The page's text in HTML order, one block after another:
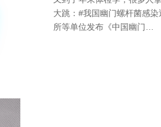
大跳：#我国幽门螺杆菌感
所等单位发布《中国幽门…